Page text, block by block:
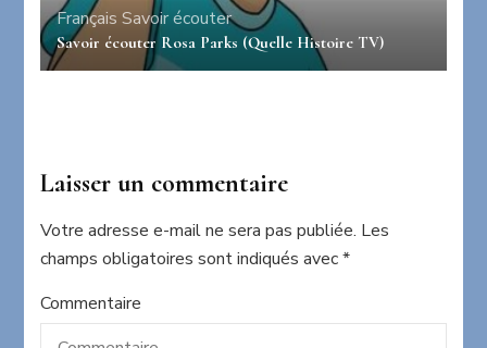
Français Savoir écouter
Savoir écouter Rosa Parks (Quelle Histoire TV)
Laisser un commentaire
Votre adresse e-mail ne sera pas publiée. Les
champs obligatoires sont indiqués avec*
Commentaire